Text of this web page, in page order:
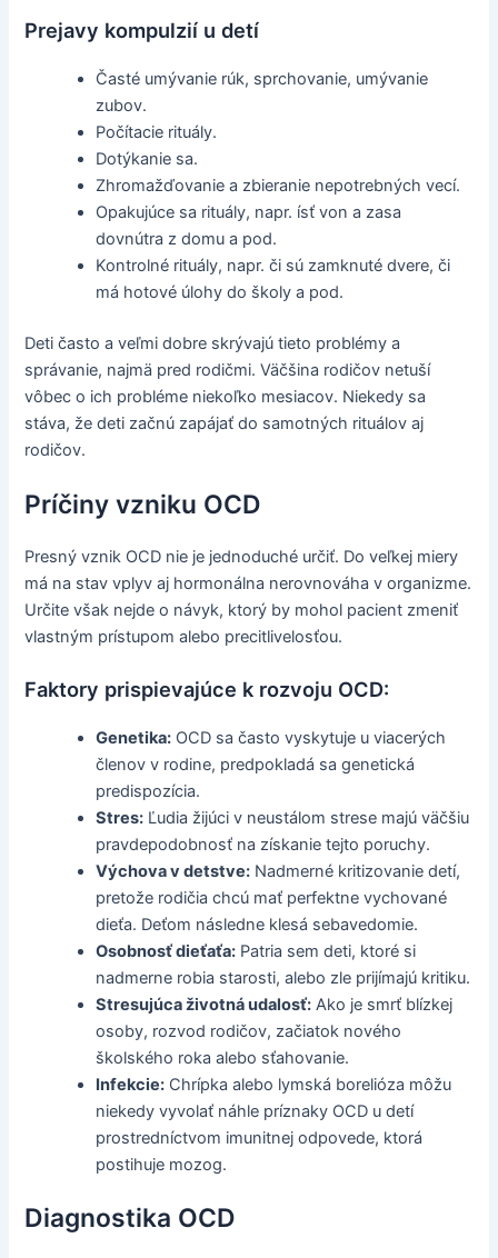
Prejavy kompulzií u detí
Časté umývanie rúk, sprchovanie, umývanie
zubov.
Počítacie rituály.
Dotýkanie sa.
Zhromažďovanie a zbieranie nepotrebných vecí.
Opakujúce sa rituály, napr. ísť von a zasa
dovnútra z domu a pod.
Kontrolné rituály, napr. či sú zamknuté dvere, či
má hotové úlohy do školy a pod.
Deti často a veľmi dobre skrývajú tieto problémy a
správanie, najmä pred rodičmi. Väčšina rodičov netuší
vôbec o ich probléme niekoľko mesiacov. Niekedy sa
stáva, že deti začnú zapájať do samotných rituálov aj
rodičov.
Príčiny vzniku OCD
Presný vznik OCD nie je jednoduché určiť. Do veľkej miery
má na stav vplyv aj hormonálna nerovnováha v organizme.
Určite však nejde o návyk, ktorý by mohol pacient zmeniť
vlastným prístupom alebo precitlivelosťou.
Faktory prispievajúce k rozvoju OCD:
Genetika: OCD sa často vyskytuje u viacerých
členov v rodine, predpokladá sa genetická
predispozícia.
Stres: Ľudia žijúci v neustálom strese majú väčšiu
pravdepodobnosť na získanie tejto poruchy.
Výchova v detstve: Nadmerné kritizovanie detí,
pretože rodičia chcú mať perfektne vychované
dieťa. Deťom následne klesá sebavedomie.
Osobnosť dieťaťa: Patria sem deti, ktoré si
nadmerne robia starosti, alebo zle prijímajú kritiku.
Stresujúca životná udalosť: Ako je smrť blízkej
osoby, rozvod rodičov, začiatok nového
školského roka alebo sťahovanie.
Infekcie: Chrípka alebo lymská borelióza môžu
niekedy vyvolať náhle príznaky OCD u detí
prostredníctvom imunitnej odpovede, ktorá
postihuje mozog.
Diagnostika OCD